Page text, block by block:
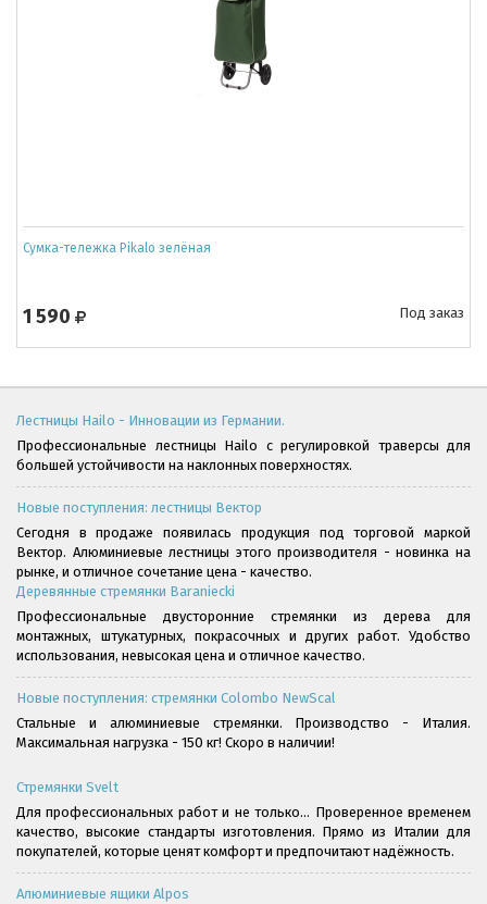
Сумка-тележка Pikalo зелёная
1 590 Под заказ
Лестницы Hailo - Инновации из Германии.
Профессиональные лестницы Hailo с регулировкой траверсы для
большей устойчивости на наклонных поверхностях.
Новые поступления: лестницы Вектор
Сегодня в продаже появилась продукция под торговой маркой
Вектор. Алюминиевые лестницы этого производителя - новинка на
рынке, и отличное сочетание цена - качество.
Деревянные стремянки Baraniecki
Профессиональные двусторонние стремянки из дерева для
монтажных, штукатурных, покрасочных и других работ. Удобство
использования, невысокая цена и отличное качество.
Новые поступления: стремянки Colombo NewScal
Стальные и алюминиевые стремянки. Производство - Италия.
Максимальная нагрузка - 150 кг! Скоро в наличии!
Стремянки Svelt
Для профессиональных работ и не только... Проверенное временем
качество, высокие стандарты изготовления. Прямо из Италии для
покупателей, которые ценят комфорт и предпочитают надёжность.
Алюминиевые ящики Alpos